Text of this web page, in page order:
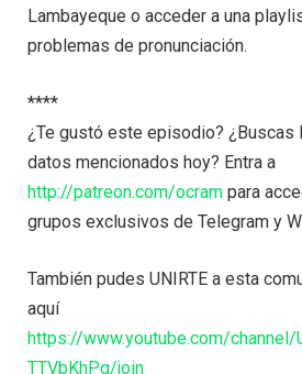
Lambayeque o acceder a una
problemas de pronunciación.
****
¿Te gustó este episodio?
datos mencionados hoy? Entra a
http://patreon.com/ocram para
grupos exclusivos de Telegram y
También pudes UNIRTE a esta
aquí
https://www.youtube.com/channel/
TTVbKhPg/join